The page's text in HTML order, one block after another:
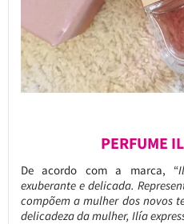
PERFUME
De acordo com a marca, “
exuberante e delicada.
compõem a mulher dos novos
delicadeza da mulher, Ilía